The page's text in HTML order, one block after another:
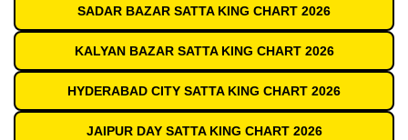
SADAR BAZAR SATTA KING CHART 2026
KALYAN BAZAR SATTA KING CHART 2026
HYDERABAD CITY SATTA KING CHART 2026
JAIPUR DAY SATTA KING CHART 2026